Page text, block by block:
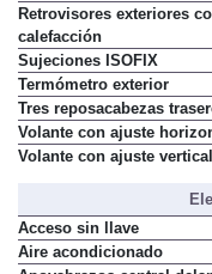
Retrovisores exteriores
calefacción
Sujeciones ISOFIX
Termómetro exterior
Tres reposacabezas
Volante con ajuste
Volante con ajuste vertical
Acceso sin llave
Aire acondicionado